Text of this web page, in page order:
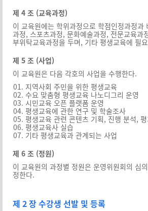
제 4 조 (교육과정)
이 교육원에는 학위과정으로 학점인정과정과
과정, 스포츠과정, 문화예술과정, 전문교육과
부위탁교육과정을 두며, 기타 평생교육에 필
제 5 조 (사업)
이 교육원은 다음 각호의 사업을 수행한다.
지역사회 주민을 위한 평생교육
수요 맞춤형 평생교육 나노디그리 운영
시민교육 오픈 플랫폼 운영
평생교육에 관한 연구 및 학술조사
평생교육 관련 콘텐츠 기획, 진행 분석,
평생교육사 실습
기타 평생교육과 관계되는 사업
제 6 조 (정원)
이 교육원의 과정별 정원은 운영위원회의 심
정한다.
제 2 장 수강생 선발 및 등록